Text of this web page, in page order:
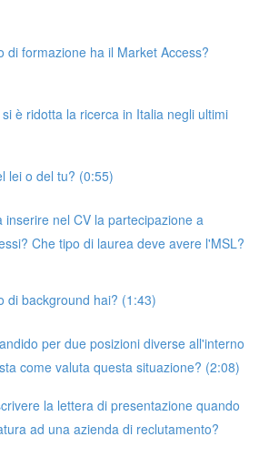
di formazione ha il Market Access?
è ridotta la ricerca in Italia negli ultimi
lei o del tu? (0:55)
inserire nel CV la partecipazione a
Che tipo di laurea deve avere l'MSL?
di background hai? (1:43)
per due posizioni diverse all'interno
come valuta questa situazione? (2:08)
la lettera di presentazione quando
ad una azienda di reclutamento?